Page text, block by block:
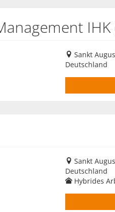
Sankt
Deutschland
Sankt
Deutschland
Hybrides